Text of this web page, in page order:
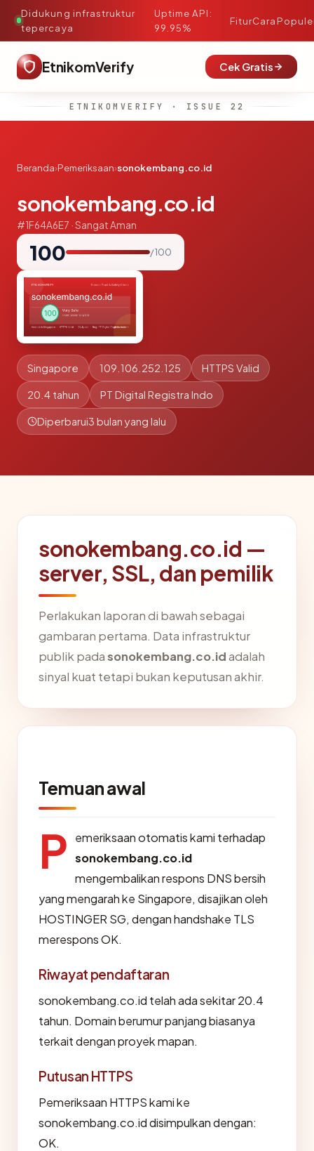
Didukung infrastruktur
tepercaya
·
Uptime API:
99.95%
FiturCara
EtnikomVerify Cek Gratis
ETNIKOMVERIFY · ISSUE 22
Beranda›Pemeriksaan›sonokembang.co.id
sonokembang.co.id
#1F64A6E7 · Sangat Aman
100 / 100
Singapore 109.106.252.125 HTTPS Valid
20.4 tahun PT Digital Registra Indo
Diperbarui3 bulan yang lalu
sonokembang.co.id —
server, SSL, dan pemilik
Perlakukan laporan di bawah sebagai
gambaran pertama. Data infrastruktur
publik padasonokembang.co.idadalah
sinyal kuat tetapi bukan keputusan akhir.
Temuan awal
P
emeriksaan otomatis kami terhadap
sonokembang.co.id
mengembalikan respons DNS bersih
yang mengarah ke Singapore, disajikan oleh
HOSTINGER SG, dengan handshake TLS
merespons OK.
Riwayat pendaftaran
sonokembang.co.id telah ada sekitar 20.4
tahun. Domain berumur panjang biasanya
terkait dengan proyek mapan.
Putusan HTTPS
Pemeriksaan HTTPS kami ke
sonokembang.co.id disimpulkan dengan:
OK.